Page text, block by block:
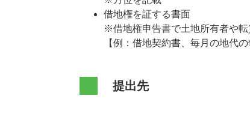
借地権を証する書面
※借地権申告書で土地所有者や
【例：借地契約書、毎月の地代の
提出先